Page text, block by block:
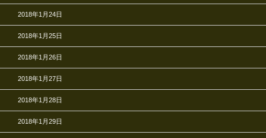
2018年1月24日
2018年1月25日
2018年1月26日
2018年1月27日
2018年1月28日
2018年1月29日